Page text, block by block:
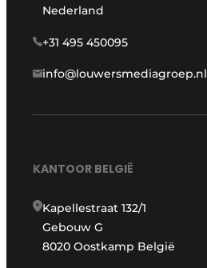
Nederland
+31 495 450095
info@louwersmediagroep.nl
KANTOOR BELGIË
Kapellestraat 132/1
Gebouw G
8020 Oostkamp België